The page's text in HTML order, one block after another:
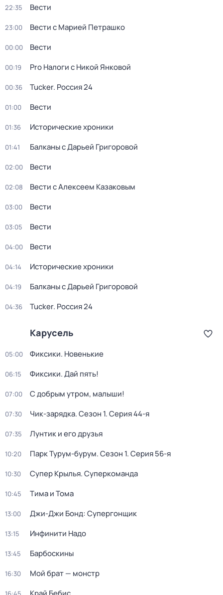
22:35 Вести
23:00 Вести с Марией Петрашко
00:00 Вести
00:19 Pro Налоги с Никой Янковой
00:36 Tucker. Россия 24
01:00 Вести
01:36 Исторические хроники
01:41 Балканы с Дарьей Григоровой
02:00 Вести
02:08 Вести с Алексеем Казаковым
03:00 Вести
03:05 Вести
04:00 Вести
04:14 Исторические хроники
04:19 Балканы с Дарьей Григоровой
04:36 Tucker. Россия 24
Карусель
05:00 Фиксики. Новенькие
06:15 Фиксики. Дай пять!
07:00 С добрым утром, малыши!
07:30 Чик-зарядка. Сезон 1. Серия 44-я
07:35 Лунтик и его друзья
10:20 Парк Турум-бурум. Сезон 1. Серия 56-я
10:30 Супер Крылья. Суперкоманда
10:45 Тима и Тома
13:00 Джи-Джи Бонд: Супергонщик
13:15 Инфинити Надо
13:45 Барбоскины
16:30 Мой брат — монстр